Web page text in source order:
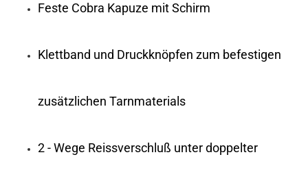
Feste Cobra Kapuze mit Schirm
Klettband und Druckknöpfen zum befestigen
zusätzlichen Tarnmaterials
2 - Wege Reissverschluß unter doppelter